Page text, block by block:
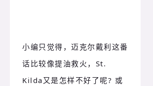
小编只觉得，迈克尔戴利这番
话比较像提油救火，St.
Kilda又是怎样不好了呢? 或